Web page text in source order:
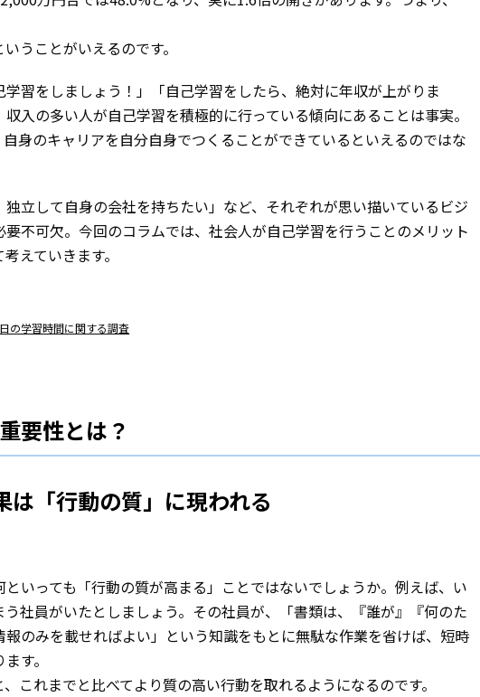
うことがいえるのです。
習をしましょう！」「自己学習をしたら、絶対に年収が上がりま
入の多い人が自己学習を積極的に行っている傾向にあることは事実。
身のキャリアを自分自身でつくることができているといえるのではな
独立して自身の会社を持ちたい」など、それぞれが思い描いているビジ
不可欠。今回のコラムでは、社会人が自己学習を行うことのメリット
えていきます。
の学習時間に関する調査
要性とは？
は「行動の質」に現われる
いっても「行動の質が高まる」ことではないでしょうか。例えば、い
社員がいたとしましょう。その社員が、「書類は、『誰が』『何のた
のみを載せればよい」という知識をもとに無駄な作業を省けば、短時
す。
これまでと比べてより質の高い行動を取れるようになるのです。